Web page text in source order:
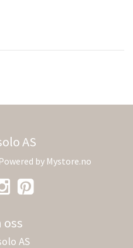
AS
by Mystore.no
oss
AS